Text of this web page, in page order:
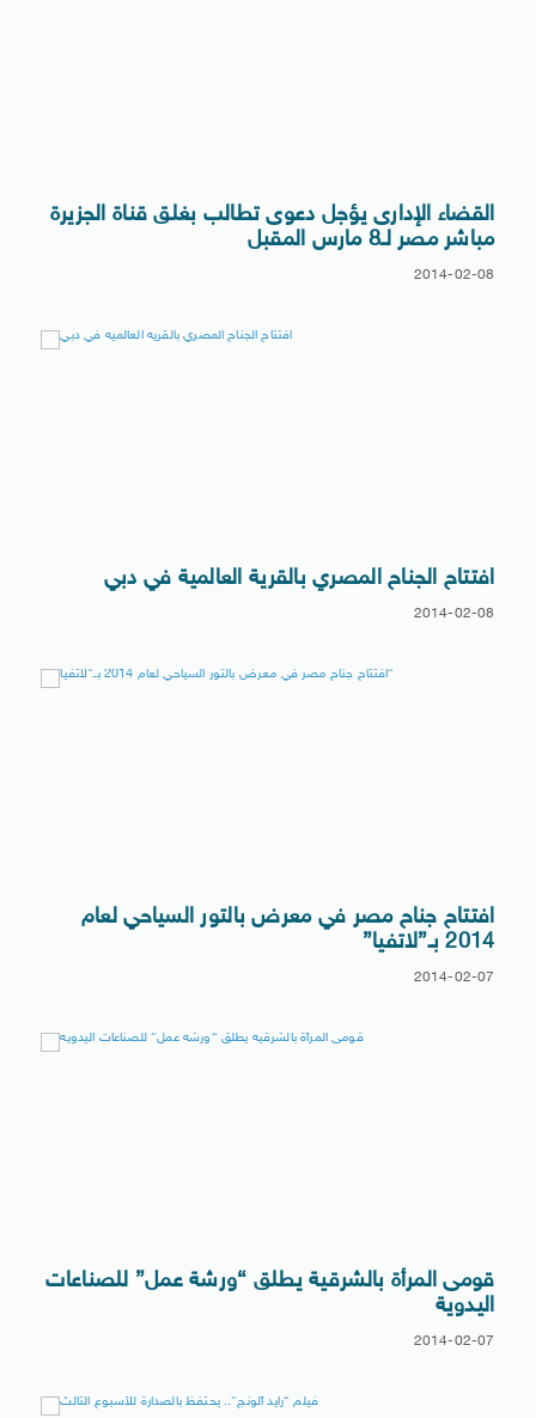
القضاء الإدارى يؤجل دعوى تطالب بغلق قناة الجزيرة
مباشر مصر لـ8 مارس المقبل
2014-02-08
افتتاح الجناح المصري بالقرية العالمية في دبي
2014-02-08
افتتاح جناح مصر في معرض بالتور السياحي لعام
2014 بـ”لاتفيا”
2014-02-07
قومى المرأة بالشرقية يطلق “ورشة عمل” للصناعات
اليدوية
2014-02-07